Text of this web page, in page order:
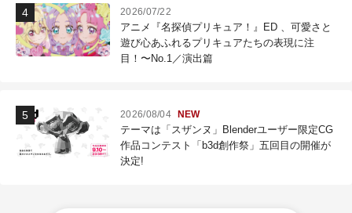
2026/07/22
アニメ『名探偵プリキュア！』ED 、可愛さと
遊び心あふれるプリキュアたちの表現に注
目！〜No.1／演出篇
2026/08/04 NEW
テーマは「スザンヌ」Blenderユーザー限定CG
作品コンテスト「b3d創作祭」五回目の開催が
決定!